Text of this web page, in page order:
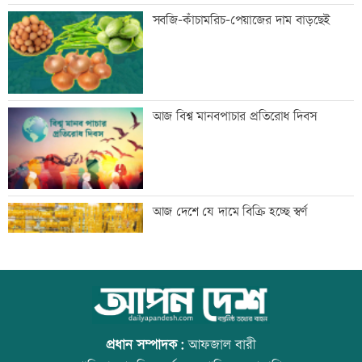
জামালপুরে বিএনপির বিজয় র‍্যালি
জুলাই সনদের প্রত্যেক অক্ষর বাস্তবায়ন করা
হবে: পানিসম্পদ প্রতিমন্ত্রী
জুলাই হত্যাকাণ্ডের বিচারে দাবিতে
সাংবাদিকদের র‍্যালি
জামায়াতের সাবেক আমীর কারাগারে, ৩৯১
কোটি টাকা আত্মসাৎ
সবজি-কাঁচামরিচ-পেয়াজের দাম বাড়ছেই
আজ বিশ্ব মানবপাচার প্রতিরোধ দিবস
আজ দেশে যে দামে বিক্রি হচ্ছে স্বর্ণ
আজ বিশ্ব বন্ধু দিবস
প্রধান সম্পাদক:আফজাল বারী